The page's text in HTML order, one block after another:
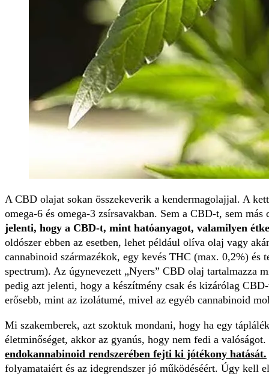
A CBD olajat sokan összekeverik a kendermagolajjal. A
omega-6 és omega-3 zsírsavakban. Sem a CBD-t, sem
jelenti, hogy a CBD-t, mint hatóanyagot, valamilyen
oldószer ebben az esetben, lehet például olíva olaj vagy
cannabinoid származékok, egy kevés THC (max. 0,2%)
spectrum). Az úgynevezett „Nyers” CBD olaj tartalmazza
pedig azt jelenti, hogy a készítmény csak és kizárólag
erősebb, mint az izolátumé, mivel az egyéb cannabinoid
Mi szakemberek, azt szoktuk mondani, hogy ha egy
életminőséget, akkor az gyanús, hogy nem fedi a
endokannabinoid rendszerében fejti ki jótékony hatását.
folyamataiért és az idegrendszer jó működéséért. Úgy kell